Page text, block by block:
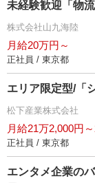
未経験歓迎「物
株式会社山九海陸
月給20万円～
正社員 / 東京都
エリア限定型/「
松下産業株式会社
月給21万2,000円
正社員 / 東京都
エンタメ企業の